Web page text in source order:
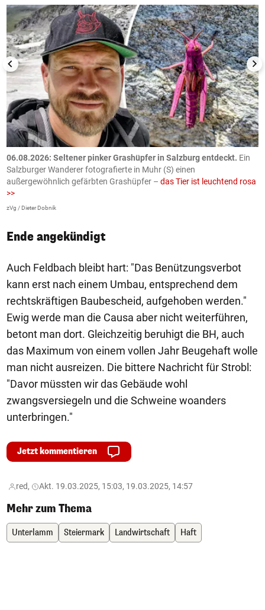
06.08.2026: Seltener pinker Grashüpfer in Salzburg entdeckt. Ein
Salzburger Wanderer fotografierte in Muhr (S) einen
außergewöhnlich gefärbten Grashüpfer – das Tier ist leuchtend rosa
>>
zVg / Dieter Dobnik
Ende angekündigt
Auch Feldbach bleibt hart: "Das Benützungsverbot
kann erst nach einem Umbau, entsprechend dem
rechtskräftigen Baubescheid, aufgehoben werden."
Ewig werde man die Causa aber nicht weiterführen,
betont man dort. Gleichzeitig beruhigt die BH, auch
das Maximum von einem vollen Jahr Beugehaft wolle
man nicht ausreizen. Die bittere Nachricht für Strobl:
"Davor müssten wir das Gebäude wohl
zwangsversiegeln und die Schweine woanders
unterbringen."
Jetzt kommentieren
red, Akt. 19.03.2025, 15:03, 19.03.2025, 14:57
Mehr zum Thema
Unterlamm Steiermark Landwirtschaft Haft